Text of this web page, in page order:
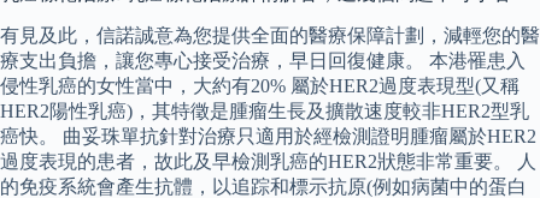
有見及此，信諾誠意為您提供全面的醫療保障計劃，減輕您的醫
療支出負擔，讓您專心接受治療，早日回復健康。 本港罹患入
侵性乳癌的女性當中，大約有20% 屬於HER2過度表現型(又稱
HER2陽性乳癌)，其特徵是腫瘤生長及擴散速度較非HER2型乳
癌快。 曲妥珠單抗針對治療只適用於經檢測證明腫瘤屬於HER2
過度表現的患者，故此及早檢測乳癌的HER2狀態非常重要。 人
的免疫系統會產生抗體，以追踪和標示抗原(例如病菌中的蛋白